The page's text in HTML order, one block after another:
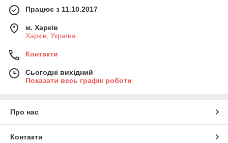
Працює з 11.10.2017
м. Харків
Харків, Україна
Контакти
Сьогодні вихідний
Показати весь графік роботи
Про нас
Контакти